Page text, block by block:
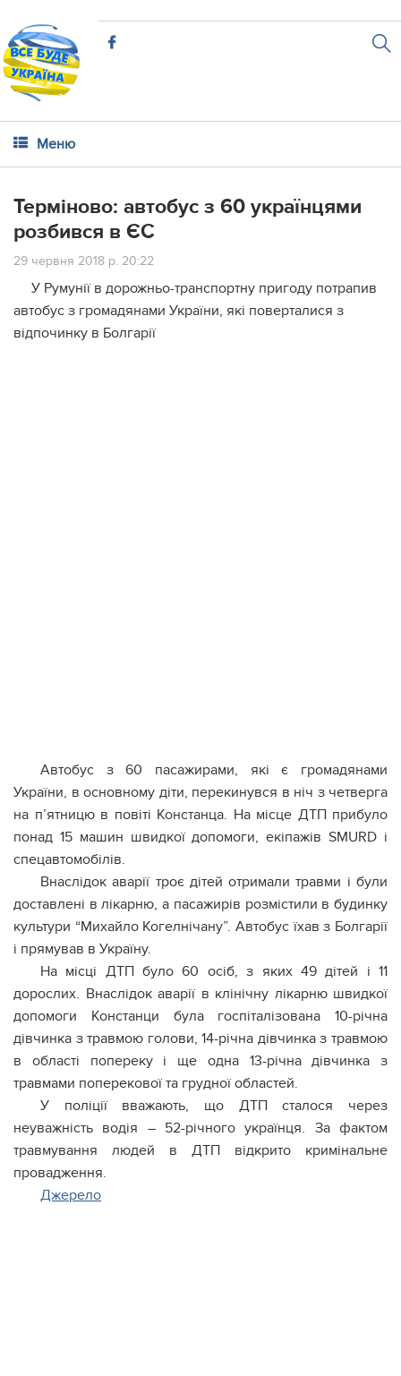
Меню
Терміново: автобус з 60 українцями
розбився в ЄС
29 червня 2018 р. 20:22
У Румунії в дорожньо-транспортну пригоду потрапив
автобус з громадянами України, які поверталися з
відпочинку в Болгарії
Автобус з 60 пасажирами, які є громадянами
України, в основному діти, перекинувся в ніч з четверга
на п’ятницю в повіті Констанца. На місце ДТП прибуло
понад 15 машин швидкої допомоги, екіпажів SMURD і
спецавтомобілів.
Внаслідок аварії троє дітей отримали травми і були
доставлені в лікарню, а пасажирів розмістили в будинку
культури “Михайло Когелнічану”. Автобус їхав з Болгарії
і прямував в Україну.
На місці ДТП було 60 осіб, з яких 49 дітей і 11
дорослих. Внаслідок аварії в клінічну лікарню швидкої
допомоги Констанци була госпіталізована 10-річна
дівчинка з травмою голови, 14-річна дівчинка з травмою
в області попереку і ще одна 13-річна дівчинка з
травмами поперекової та грудної областей.
У поліції вважають, що ДТП сталося через
неуважність водія – 52-річного українця. За фактом
травмування людей в ДТП відкрито кримінальне
провадження.
Джерело